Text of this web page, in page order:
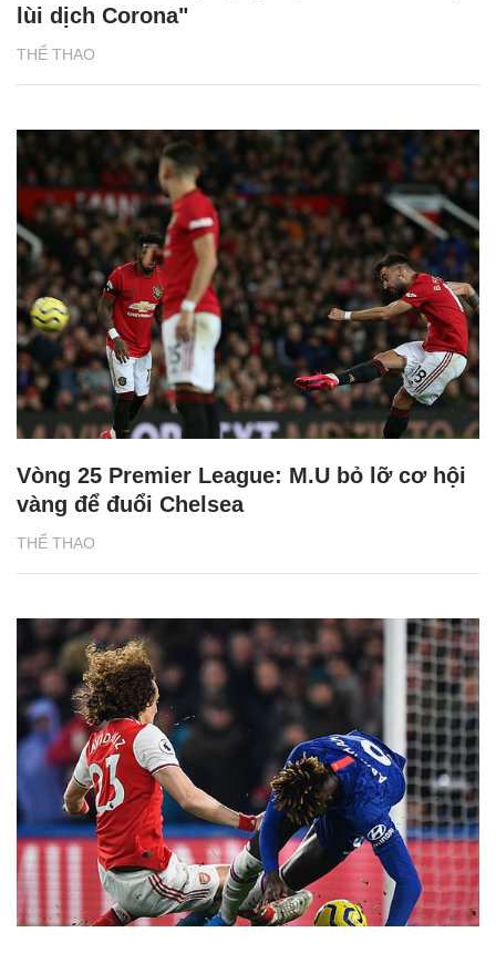
THỂ THAO
lùi dịch Corona"
THỂ THAO
Vòng 25 Premier League: M.U bỏ lỡ cơ hội
vàng để đuổi Chelsea